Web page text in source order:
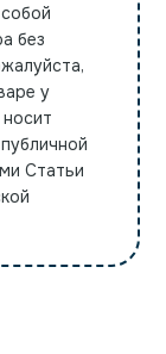
без
у
Статьи